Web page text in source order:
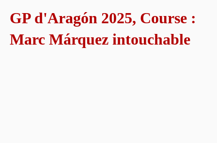
GP d'Aragón 2025, Course :
Marc Márquez intouchable